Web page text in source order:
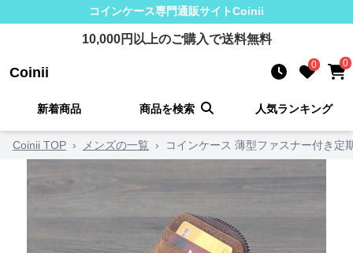
コインケース専門通販サイトCoinii
10,000円以上のご購入で送料無料
Coinii 0 0
新着商品 商品を検索 人気ランキング
Coinii TOP › メンズの一覧 › コインケース 薄型ファスナー付き定